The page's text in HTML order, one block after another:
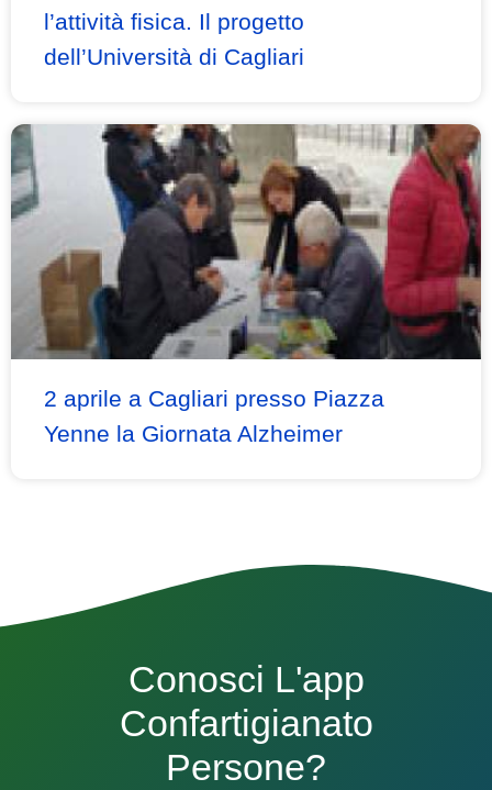
l’attività fisica. Il progetto
dell’Università di Cagliari
2 aprile a Cagliari presso Piazza
Yenne la Giornata Alzheimer
Conosci L'app
Confartigianato
Persone?